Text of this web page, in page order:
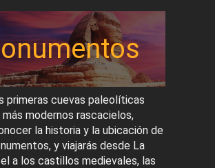
primeras cuevas paleolíticas
modernos rascacielos,
la historia y la ubicación de
y viajarás desde La
a los castillos medievales, las